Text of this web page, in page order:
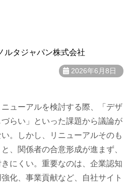
ルタジャパン株式会社
2026年6月8日
ューアルを検討する際、「デザ
らい」といった課題から議論が
。しかし、リニューアルそのも
、関係者の合意形成が進まず、
にくい。重要なのは、企業認知
化、事業貢献など、自社サイト